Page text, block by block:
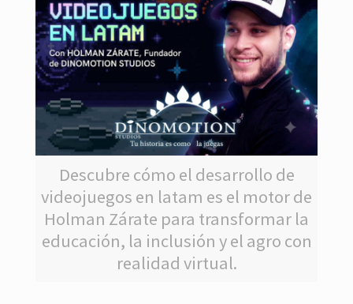
Descubre cómo el desarrollo de
videojuegos en latam es el motor de
Holman Zárate para transformar la
educación, la inclusión y el agro con
realidad virtual.